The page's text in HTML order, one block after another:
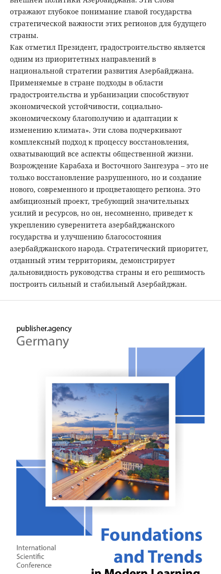
отражают глубокое понимание главой государства
стратегической важности этих регионов для будущего
страны.
Как отметил Президент, градостроительство является
одним из приоритетных направлений в
национальной стратегии развития Азербайджана.
Применяемые в стране подходы в области
градостроительства и урбанизации способствуют
экономической устойчивости, социально-
экономическому благополучию и адаптации к
изменению климата». Эти слова подчеркивают
комплексный подход к процессу восстановления,
охватывающий все аспекты общественной жизни.
Возрождение Карабаха и Восточного Зангезура – это не
только восстановление разрушенного, но и создание
нового, современного и процветающего региона. Это
амбициозный проект, требующий значительных
усилий и ресурсов, но он, несомненно, приведет к
укреплению суверенитета азербайджанского
государства и улучшению благосостояния
азербайджанского народа. Стратегический приоритет,
отданный этим территориям, демонстрирует
дальновидность руководства страны и его решимость
построить сильный и стабильный Азербайджан.